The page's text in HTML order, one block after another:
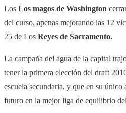
Los Los magos de Washington
del curso, apenas mejorando las 12
25 de Los Reyes de Sacramento.
La campaña del agua de la capital
tener la primera elección del draft
escuela secundaria, y que en su único
futuro en la mejor liga de equilibrio